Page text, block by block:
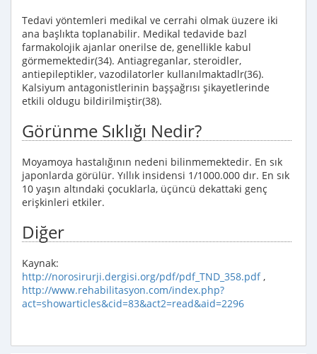
Tedavi yöntemleri medikal ve cerrahi olmak üuzere iki
ana başlıkta toplanabilir. Medikal tedavide bazl
farmakolojik ajanlar onerilse de, genellikle kabul
görmemektedir(34). Antiagreganlar, steroidler,
antiepileptikler, vazodilatorler kullanılmaktadlr(36).
Kalsiyum antagonistlerinin başşağrısı şikayetlerinde
etkili oldugu bildirilmiştir(38).
Görünme Sıklığı Nedir?
Moyamoya hastalığının nedeni bilinmemektedir. En sık
japonlarda görülür. Yıllık insidensi 1/1000.000 dır. En sık
10 yaşın altındaki çocuklarla, üçüncü dekattaki genç
erişkinleri etkiler.
Diğer
Kaynak:
http://norosirurji.dergisi.org/pdf/pdf_TND_358.pdf,
http://www.rehabilitasyon.com/index.php?
act=showarticles&cid=83&act2=read&aid=2296